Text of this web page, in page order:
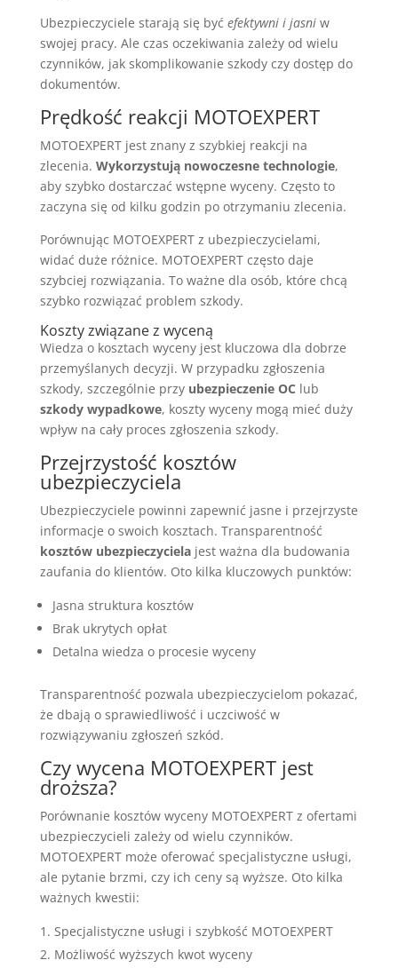
Ubezpieczyciele starają się być efektywni i jasniw
swojej pracy. Ale czas oczekiwania zależy od wielu
czynników, jak skomplikowanie szkody czy dostęp do
dokumentów.
Prędkość reakcji MOTOEXPERT
MOTOEXPERT jest znany z szybkiej reakcji na
zlecenia. Wykorzystują nowoczesne technologie,
aby szybko dostarczać wstępne wyceny. Często to
zaczyna się od kilku godzin po otrzymaniu zlecenia.
Porównując MOTOEXPERT z ubezpieczycielami,
widać duże różnice. MOTOEXPERT często daje
szybciej rozwiązania. To ważne dla osób, które chcą
szybko rozwiązać problem szkody.
Koszty związane z wyceną
Wiedza o kosztach wyceny jest kluczowa dla dobrze
przemyślanych decyzji. W przypadku zgłoszenia
szkody, szczególnie przy ubezpieczenie OC lub
szkody wypadkowe, koszty wyceny mogą mieć duży
wpływ na cały proces zgłoszenia szkody.
Przejrzystość kosztów
ubezpieczyciela
Ubezpieczyciele powinni zapewnić jasne i przejrzyste
informacje o swoich kosztach. Transparentność
kosztów ubezpieczycielajest ważna dla budowania
zaufania do klientów. Oto kilka kluczowych punktów:
Jasna struktura kosztów
Brak ukrytych opłat
Detalna wiedza o procesie wyceny
Transparentność pozwala ubezpieczycielom pokazać,
że dbają o sprawiedliwość i uczciwość w
rozwiązywaniu zgłoszeń szkód.
Czy wycena MOTOEXPERT jest
droższa?
Porównanie kosztów wyceny MOTOEXPERT z ofertami
ubezpieczycieli zależy od wielu czynników.
MOTOEXPERT może oferować specjalistyczne usługi,
ale pytanie brzmi, czy ich ceny są wyższe. Oto kilka
ważnych kwestii:
Specjalistyczne usługi i szybkość MOTOEXPERT
Możliwość wyższych kwot wyceny